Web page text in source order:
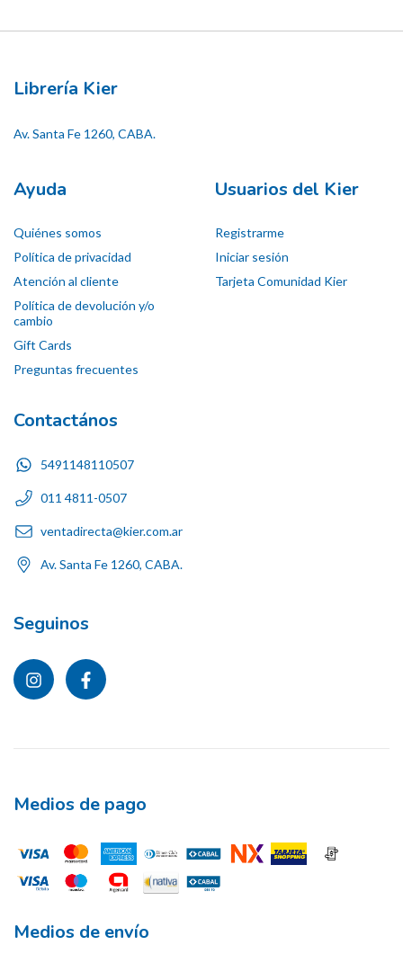
Librería Kier
Av. Santa Fe 1260, CABA.
Ayuda
Quiénes somos
Política de privacidad
Atención al cliente
Política de devolución y/o
cambio
Gift Cards
Preguntas frecuentes
Usuarios del Kier
Registrarme
Iniciar sesión
Tarjeta Comunidad Kier
Contactános
5491148110507
011 4811-0507
ventadirecta@kier.com.ar
Av. Santa Fe 1260, CABA.
Seguinos
Medios de pago
Medios de envío